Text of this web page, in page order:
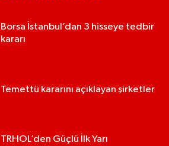
Borsa İstanbul’dan 3 hisseye tedbir
kararı
Temettü kararını açıklayan şirketler
TRHOL’den Güçlü İlk Yarı